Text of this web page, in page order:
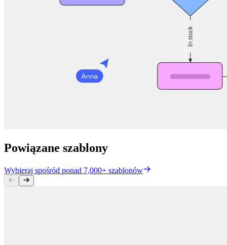
Powiązane szablony
Wybieraj spośród ponad 7,000+ szablonów